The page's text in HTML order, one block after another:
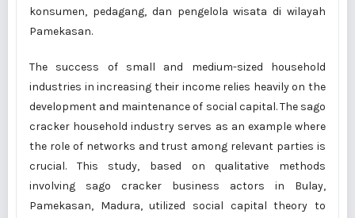
konsumen, pedagang, dan pengelola wisata di wilayah
Pamekasan.
The success of small and medium-sized household
industries in increasing their income relies heavily on the
development and maintenance of social capital. The sago
cracker household industry serves as an example where
the role of networks and trust among relevant parties is
crucial. This study, based on qualitative methods
involving sago cracker business actors in Bulay,
Pamekasan, Madura, utilized social capital theory to